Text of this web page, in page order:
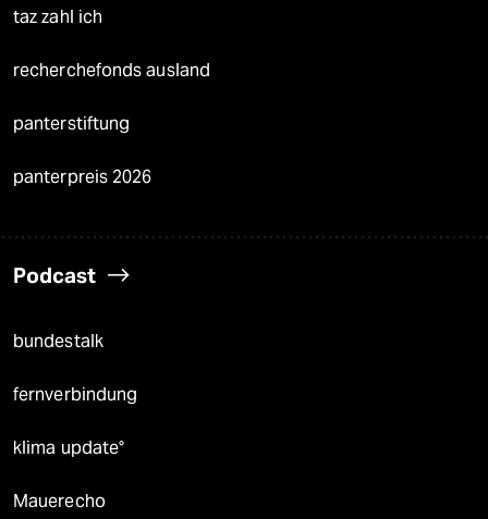
taz zahl ich
recherchefonds ausland
panterstiftung
panterpreis 2026
Podcast
bundestalk
fernverbindung
klima update°
Mauerecho